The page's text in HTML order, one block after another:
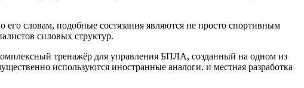
его словам, подобные состязания являются не просто спортивным
силовых структур.
тренажёр для управления БПЛА, созданный на одном из
используются иностранные аналоги, и местная разработка